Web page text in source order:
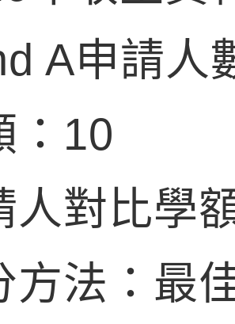
A申請人
：10
人對比學
方法：最